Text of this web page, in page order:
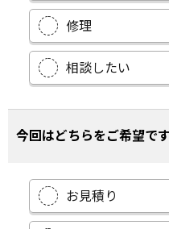
修理
相談したい
今回はどちらをご希望で
お見積り